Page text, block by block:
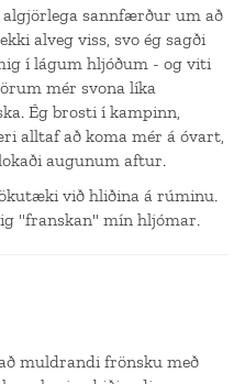
sannfærður um að
alveg viss, svo ég sagði
í lágum hljóðum - og viti
mér svona líka
Ég brosti í kampinn,
alltaf að koma mér á óvart,
augunum aftur.
við hliðina á rúminu.
"franskan" mín hljómar.
muldrandi frönsku með